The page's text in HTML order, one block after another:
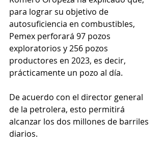
para lograr su objetivo de
autosuficiencia en combustibles,
Pemex perforará 97 pozos
exploratorios y 256 pozos
productores en 2023, es decir,
prácticamente un pozo al día.
De acuerdo con el director general
de la petrolera, esto permitirá
alcanzar los dos millones de barriles
diarios.